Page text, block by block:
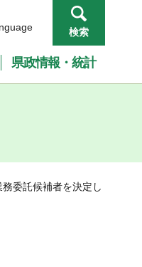
検索
県政情報・統計
委託候補者を決定し